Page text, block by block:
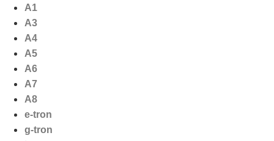
naar
inhoud
A1
A3
A4
A5
A6
A7
A8
e-tron
g-tron